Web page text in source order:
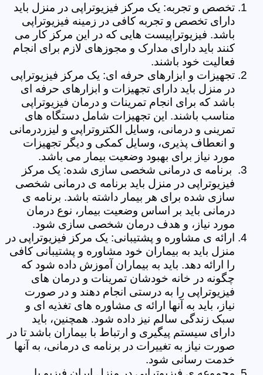
تخصص و تجربه: یک مرکز فیزیوتراپی در منزل باید
دارای تخصص و تجربه کافی در زمینه فیزیوتراپی
باشد. فیزیوتراپیست هایی که در این مرکز کار می
کنند باید دارای مدارک و مجوزهای لازم برای انجام
فعالیت خود باشند.
تجهیزات و ابزارهای حرفه ای: یک مرکز فیزیوتراپی
در منزل باید دارای تجهیزات و ابزارهای حرفه ای
باشد که برای انجام تمرینات و درمان فیزیوتراپی
مناسب باشند. این تجهیزات شامل دستگاه های
تمرینی و درمانی، وسایل الکتروتراپی و لیزردرمانی
و انعطاف پذیری، وسایل کمکی و دیگر تجهیزات
مورد نیاز برای بهبود وضعیت بیمار می باشد.
برنامه ی درمانی شخصی سازی شده: یک مرکز
فیزیوتراپی در منزل باید برنامه ی درمانی شخصی
سازی شده برای هر بیمار داشته باشد. برنامه ی
درمانی باید بر اساس وضعیت بیمار، نوع درمان
مورد نیاز، و هدف درمان شخصی سازی شود.
ارائه ی مشاوره و پشتیبانی: یک مرکز فیزیوتراپی در
منزل باید به بیماران خود مشاوره و پشتیبانی کافی
را ارائه دهد. باید به بیماران آموزش داده شود که
چگونه در خانه خودشان تمرینات و درمان های
فیزیوتراپی را به درستی انجام دهند و در صورت
نیاز، باید به آنها ارائه ی مشاوره های تغذیه ای و
سبک زندگی سالم نیز داده شود. همچنین، باید
دارای سیستم پیگیری و ارتباط با بیماران باشد تا در
صورت نیاز به تغییرات در برنامه ی درمانی، به آنها
خدمت رسانی شود.